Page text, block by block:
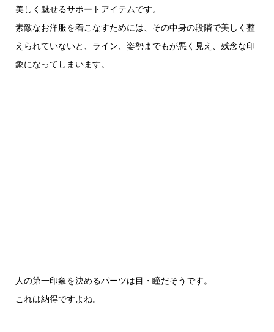
美しく魅せるサポートアイテムです。
素敵なお洋服を着こなすためには、その中身の段階で美しく整
えられていないと、ライン、姿勢までもが悪く見え、残念な印
象になってしまいます。
人の第一印象を決めるパーツは目・瞳だそうです。
これは納得ですよね。